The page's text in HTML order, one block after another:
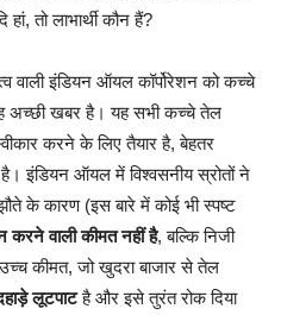
हां, तो लाभार्थी कौन हैं?
वाली इंडियन ऑयल कॉर्पोरेशन को कच्चे
अच्छी खबर है। यह सभी कच्चे तेल
करने के लिए तैयार है, बेहतर
इंडियन ऑयल में विश्वसनीय स्रोतों ने
के कारण (इस बारे में कोई भी स्पष्ट
करने वाली कीमत नहीं है, बल्कि निजी
उच्च कीमत, जो खुदरा बाजार से तेल
लूटपाटहै और इसे तुरंत रोक दिया